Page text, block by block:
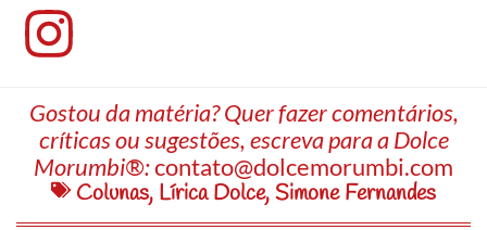
Gostou da matéria? Quer fazer comentários,
críticas ou sugestões, escreva para a Dolce
Morumbi®:contato@dolcemorumbi.com
Colunas, Lírica Dolce, Simone Fernandes